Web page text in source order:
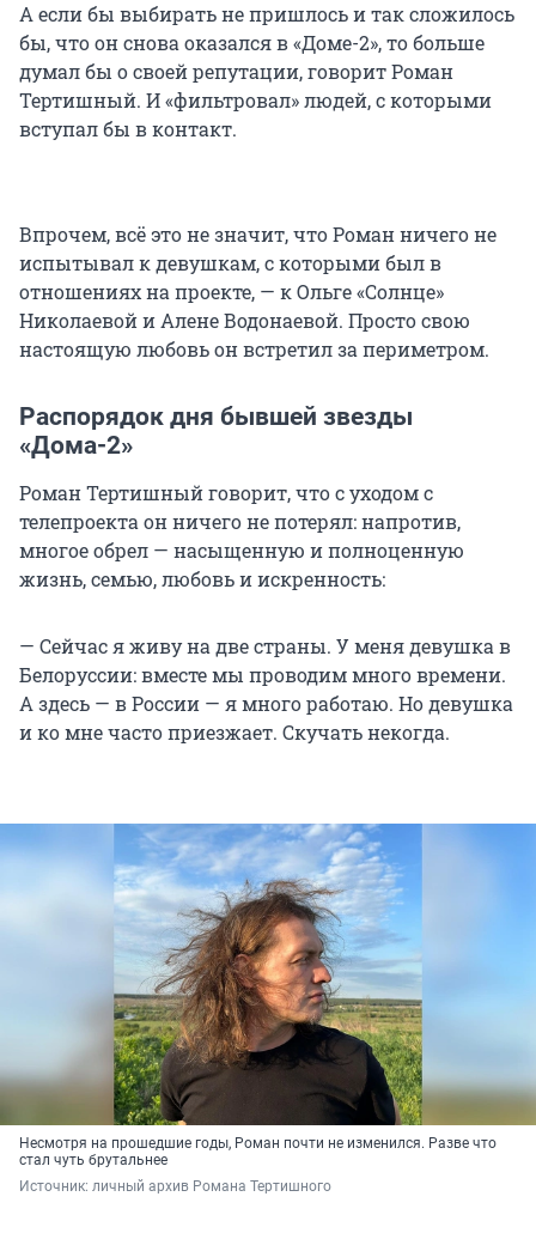
А если бы выбирать не пришлось и так сложилось
бы, что он снова оказался в «Доме-2», то больше
думал бы о своей репутации, говорит Роман
Тертишный. И «фильтровал» людей, с которыми
вступал бы в контакт.
Впрочем, всё это не значит, что Роман ничего не
испытывал к девушкам, с которыми был в
отношениях на проекте, — к Ольге «Солнце»
Николаевой и Алене Водонаевой. Просто свою
настоящую любовь он встретил за периметром.
Распорядок дня бывшей звезды
«Дома-2»
Роман Тертишный говорит, что с уходом с
телепроекта он ничего не потерял: напротив,
многое обрел — насыщенную и полноценную
жизнь, семью, любовь и искренность:
— Сейчас я живу на две страны. У меня девушка в
Белоруссии: вместе мы проводим много времени.
А здесь — в России — я много работаю. Но девушка
и ко мне часто приезжает. Скучать некогда.
Несмотря на прошедшие годы, Роман почти не изменился. Разве что
стал чуть брутальнее
Источник: личный архив Романа Тертишного